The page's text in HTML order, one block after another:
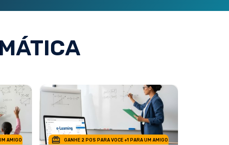
AMIGO GANHE 2 POS PARA VOCE +1 PARA UM AMIGO